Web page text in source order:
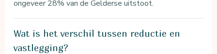
ongeveer 28% van de Gelderse uitstoot.
Wat is het verschil tussen reductie en
vastlegging?